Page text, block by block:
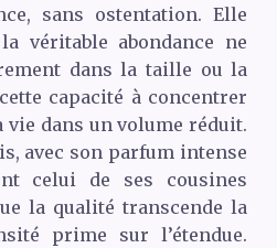
sans ostentation. Elle
véritable abondance ne
dans la taille ou la
capacité à concentrer
vie dans un volume réduit.
avec son parfum intense
celui de ses cousines
la qualité transcende la
prime sur l’étendue.